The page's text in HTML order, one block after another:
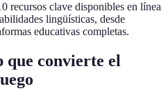
recursos clave disponibles en línea
lingüísticas, desde
educativas completas.
que convierte el